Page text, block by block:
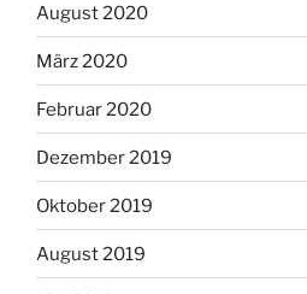
August 2020
März 2020
Februar 2020
Dezember 2019
Oktober 2019
August 2019